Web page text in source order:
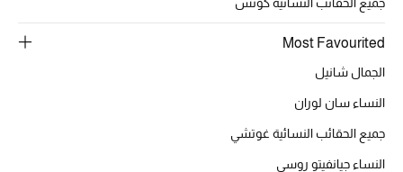
هدايا للأطفال
مستلزمات الأطفال الرضع
مستلزمات البنات (2 - 14 سنة)
Most Favourited
الجمال شانيل
النساء سان لوران
جميع الحقائب النسائية غوتشي
النساء جيانفيتو روسي